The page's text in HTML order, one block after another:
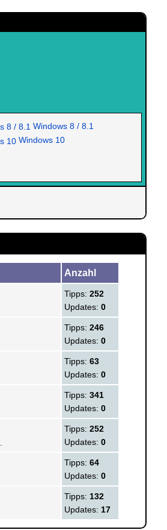
Windows 8 / 8.1
Windows 10
Anzahl
Tipps: 252
Updates: 0
Tipps: 246
Updates: 0
Tipps: 63
Updates: 0
Tipps: 341
Updates: 0
Tipps: 252
Updates: 0
Tipps: 64
Updates: 0
Tipps: 132
Updates: 17